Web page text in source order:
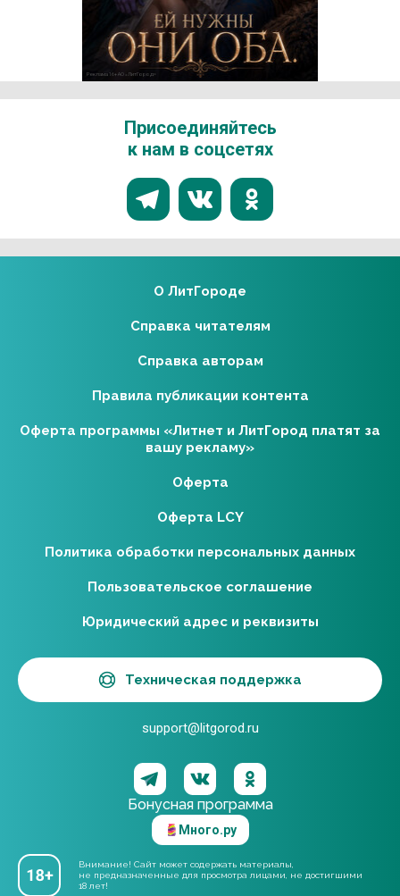
Присоединяйтесь
к нам в соцсетях
Реклама 16+ АО «ЛитГород»
Бонусная программа
Много.ру
Внимание! Сайт может содержать материалы,
не предназначенные для просмотра лицами, не достигшими
18 лет!
О ЛитГороде
Справка читателям
Справка авторам
Правила публикации контента
Оферта программы «Литнет и ЛитГород платят за
вашу рекламу»
Оферта
Оферта LCY
Политика обработки персональных данных
Пользовательское соглашение
Юридический адрес и реквизиты
Техническая поддержка
support@litgorod.ru